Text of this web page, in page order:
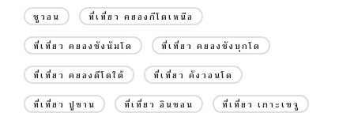
ซูวอน ที่เที่ยว คยองกีโดเหนือ
ที่เที่ยว คยองซังนัมโด ที่เที่ยว คยองซังบุกโด
ที่เที่ยว คยองดีโดใต้ ที่เที่ยว คังวอนโด
ที่เที่ยว ปูซาน ที่เที่ยว อินชอน ที่เที่ยว เกาะเชจู